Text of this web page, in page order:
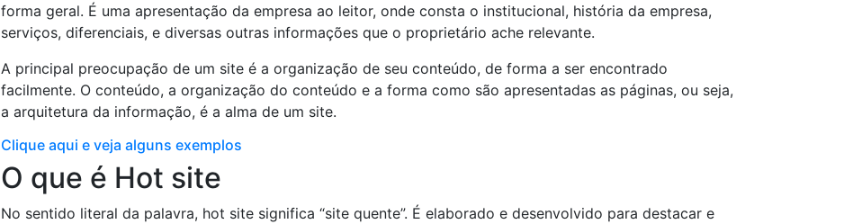
forma geral. É uma apresentação da empresa ao leitor, onde consta o institucional, história da empresa,
serviços, diferenciais, e diversas outras informações que o proprietário ache relevante.
A principal preocupação de um site é a organização de seu conteúdo, de forma a ser encontrado
facilmente. O conteúdo, a organização do conteúdo e a forma como são apresentadas as páginas, ou seja,
a arquitetura da informação, é a alma de um site.
Clique aqui e veja alguns exemplos
O que é Hot site
No sentido literal da palavra, hot site significa “site quente”. É elaborado e desenvolvido para destacar e